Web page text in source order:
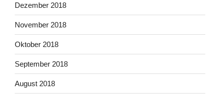
Dezember 2018
November 2018
Oktober 2018
September 2018
August 2018